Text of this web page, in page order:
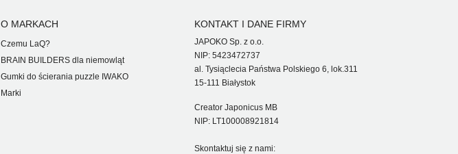
O MARKACH
Czemu LaQ?
BRAIN BUILDERS dla niemowląt
Gumki do ścierania puzzle IWAKO
Marki
KONTAKT I DANE FIRMY
JAPOKO Sp. z o.o.
NIP: 5423472737
al. Tysiąclecia Państwa Polskiego 6, lok.311
15-111 Białystok
Creator Japonicus MB
NIP: LT100008921814
Skontaktuj się z nami: